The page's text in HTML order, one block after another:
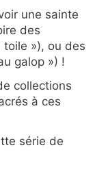
une sainte
des
toile »), ou des
galop ») !
collections
à ces
série de